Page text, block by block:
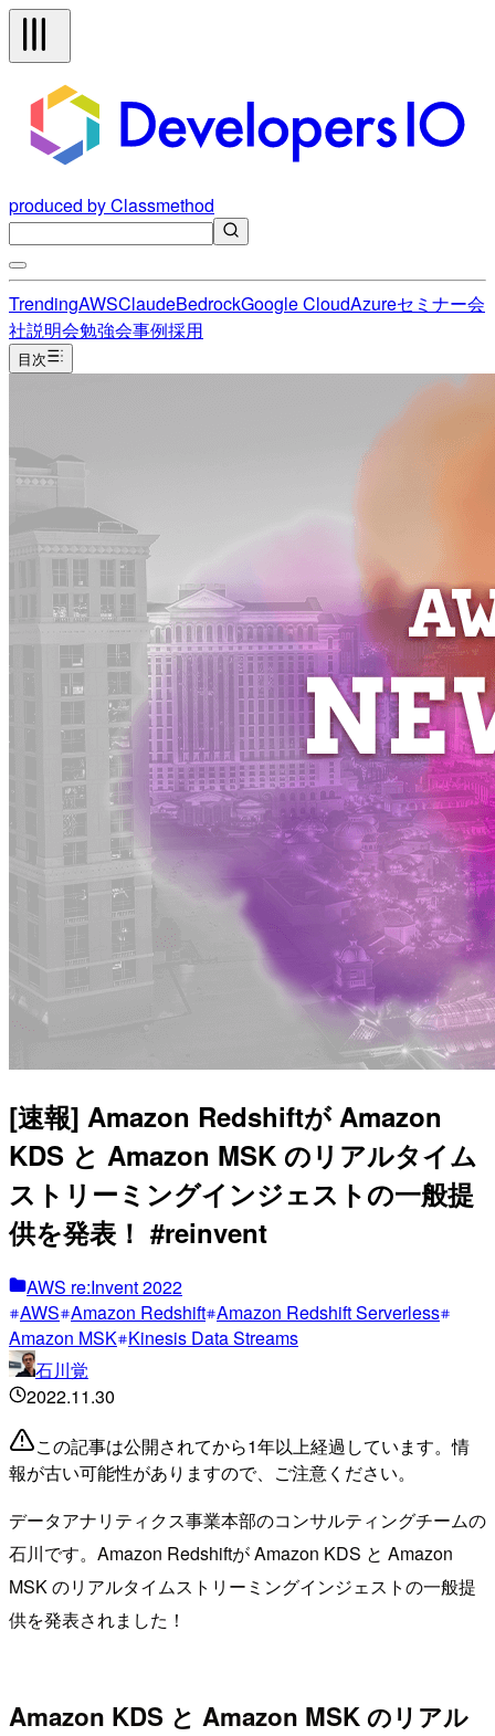
produced by Classmethod
TrendingAWSClaudeBedrockGoogle CloudAzureセミナー会
社説明会勉強会事例採用
目次
[速報] Amazon Redshiftが Amazon
KDS と Amazon MSK のリアルタイム
ストリーミングインジェストの一般提
供を発表！ #reinvent
AWS re:Invent 2022
AWS Amazon Redshift Amazon Redshift Serverless
Amazon MSK Kinesis Data Streams
石川覚
2022.11.30
この記事は公開されてから1年以上経過しています。情
報が古い可能性がありますので、ご注意ください。
データアナリティクス事業本部のコンサルティングチームの
石川です。Amazon Redshiftが Amazon KDS と Amazon
MSK のリアルタイムストリーミングインジェストの一般提
供を発表されました！
Amazon KDS と Amazon MSK のリアル